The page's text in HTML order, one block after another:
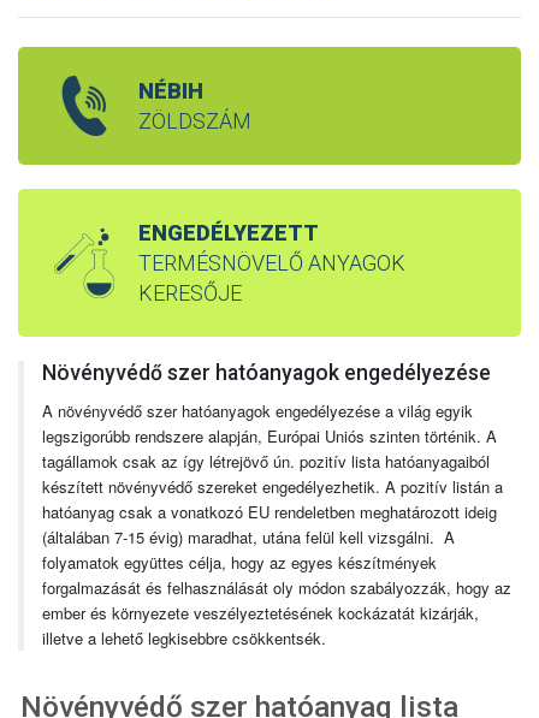
NÉBIH
ZÖLDSZÁM
ENGEDÉLYEZETT
TERMÉSNÖVELŐ ANYAGOK
KERESŐJE
Növényvédő szer hatóanyagok engedélyezése
A növényvédő szer hatóanyagok engedélyezése a világ egyik
legszigorúbb rendszere alapján, Európai Uniós szinten történik. A
tagállamok csak az így létrejövő ún. pozitív lista hatóanyagaiból
készített növényvédő szereket engedélyezhetik. A pozitív listán a
hatóanyag csak a vonatkozó EU rendeletben meghatározott ideig
(általában 7-15 évig) maradhat, utána felül kell vizsgálni. A
folyamatok együttes célja, hogy az egyes készítmények
forgalmazását és felhasználását oly módon szabályozzák, hogy az
ember és környezete veszélyeztetésének kockázatát kizárják,
illetve a lehető legkisebbre csökkentsék.
Növényvédő szer hatóanyag lista